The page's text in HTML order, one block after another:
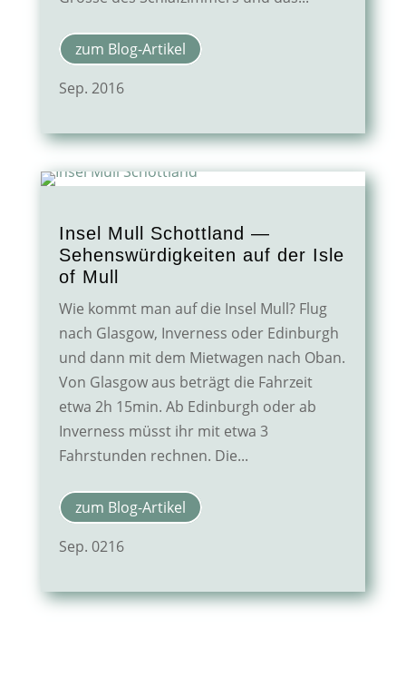
zum Blog-Artikel
Sep. 2016
Insel Mull Schottland —
Sehenswürdigkeiten auf der Isle
of Mull
Wie kommt man auf die Insel Mull? Flug
nach Glasgow, Inverness oder Edinburgh
und dann mit dem Mietwagen nach Oban.
Von Glasgow aus beträgt die Fahrzeit
etwa 2h 15min. Ab Edinburgh oder ab
Inverness müsst ihr mit etwa 3
Fahrstunden rechnen. Die...
zum Blog-Artikel
Sep. 0216